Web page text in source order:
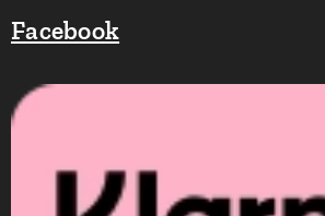
Facebook